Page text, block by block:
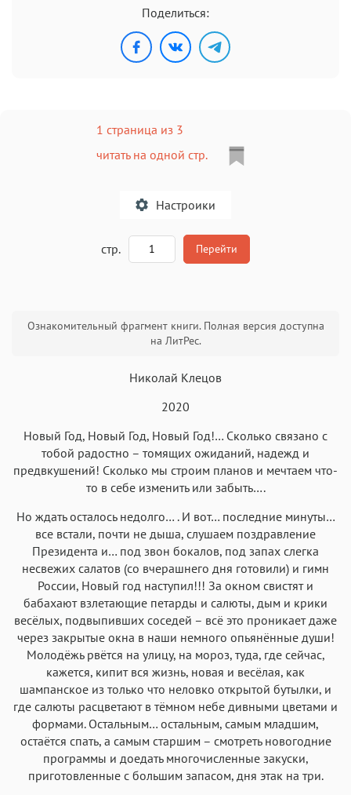
Поделиться:
1 страница из 3
читать на одной стр.
Настроики
Аа
Roboto
Аа
Garamond
Аа
Fira Sans Times
Аа Аа
San Francisco Аа
SF Serif Аа
Аа Аа Аа
Georgia
Аа
Times New Roman
Аа
Courier
Аа
Courier New
Аа
Menlo
Аа
SF Mono
стр. Перейти
Ознакомительный фрагмент книги. Полная версия доступна
на ЛитРес.
Николай Клецов
2020
Новый Год, Новый Год, Новый Год!… Сколько связано с
тобой радостно – томящих ожиданий, надежд и
предвкушений! Сколько мы строим планов и мечтаем что-
то в себе изменить или забыть….
Но ждать осталось недолго… . И вот… последние минуты…
все встали, почти не дыша, слушаем поздравление
Президента и… под звон бокалов, под запах слегка
несвежих салатов (со вчерашнего дня готовили) и гимн
России, Новый год наступил!!! За окном свистят и
бабахают взлетающие петарды и салюты, дым и крики
весёлых, подвыпивших соседей – всё это проникает даже
через закрытые окна в наши немного опьянённые души!
Молодёжь рвётся на улицу, на мороз, туда, где сейчас,
кажется, кипит вся жизнь, новая и весёлая, как
шампанское из только что неловко открытой бутылки, и
где салюты расцветают в тёмном небе дивными цветами и
формами. Остальным… остальным, самым младшим,
остаётся спать, а самым старшим – смотреть новогодние
программы и доедать многочисленные закуски,
приготовленные с большим запасом, дня этак на три.